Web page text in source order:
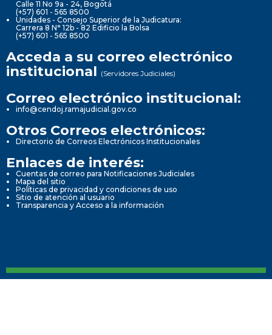
Calle 11 No 9a - 24, Bogotá
(+57) 601 - 565 8500
Unidades - Consejo Superior de la Judicatura:
Carrera 8 N° 12b - 82 Edificio la Bolsa
(+57) 601 - 565 8500
Acceda a su correo electrónico
institucional (Servidores Judiciales)
Correo electrónico institucional:
info@cendoj.ramajudicial.gov.co
Otros Correos electrónicos:
Directorio de Correos Electrónicos Institucionales
Enlaces de interés:
Cuentas de correo para Notificaciones Judiciales
Mapa del sitio
Políticas de privacidad y condiciones de uso
Sitio de atención al usuario
Transparencia y Acceso a la información